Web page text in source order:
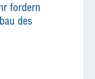
fordern
des